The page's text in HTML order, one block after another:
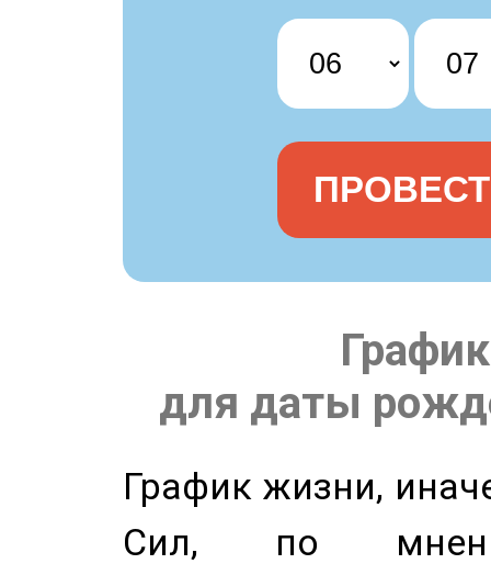
для даты
График жизни,
Сил, по